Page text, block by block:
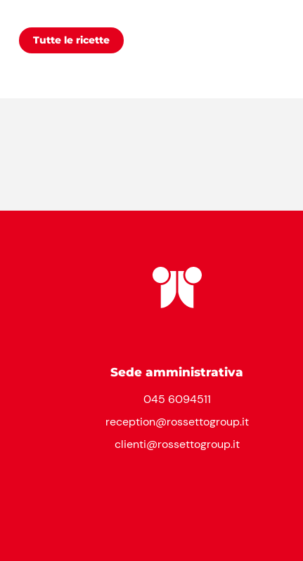
Tutte le ricette
Sede amministrativa
045 6094511
reception@rossettogroup.it
clienti@rossettogroup.it